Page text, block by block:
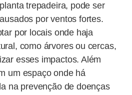
trepadeira, pode ser
por ventos fortes.
por locais onde haja
como árvores ou cercas,
esses impactos. Além
um espaço onde há
na prevenção de doenças